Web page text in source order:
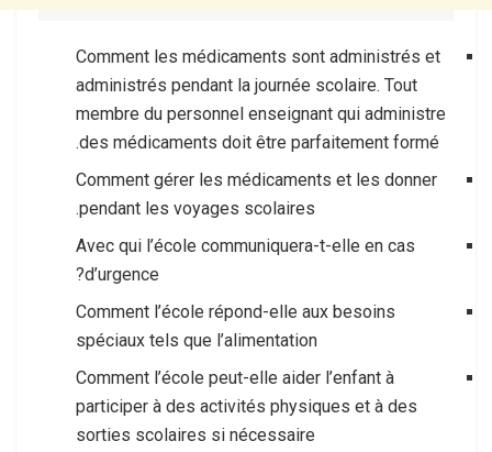
Comment les médicaments sont administrés et
administrés pendant la journée scolaire. Tout
membre du personnel enseignant qui administre
des médicaments doit être parfaitement formé.
Comment gérer les médicaments et les donner
pendant les voyages scolaires.
Avec qui l’école communiquera-t-elle en cas
d’urgence?
Comment l’école répond-elle aux besoins
spéciaux tels que l’alimentation
Comment l’école peut-elle aider l’enfant à
participer à des activités physiques et à des
sorties scolaires si nécessaire